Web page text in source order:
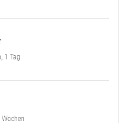
1 Tag